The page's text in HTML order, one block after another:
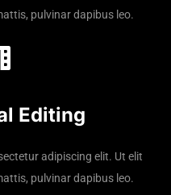
pulvinar dapibus leo.
Editing
adipiscing elit. Ut elit
pulvinar dapibus leo.